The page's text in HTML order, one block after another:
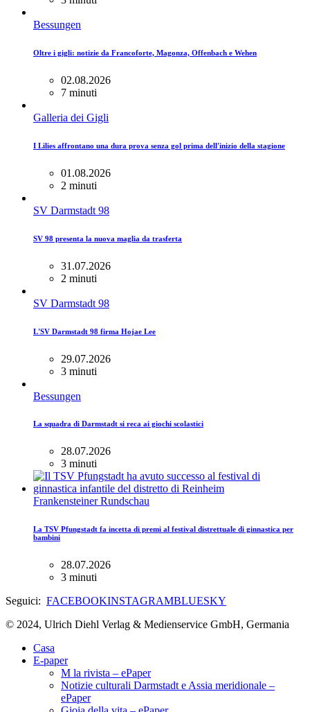
Bessungen
Oltre i gigli: notizie da Francoforte, Magonza, Offenbach e Wehen
02.08.2026
7 minuti
Galleria dei Gigli
I Lilies affrontano una dura prova senza gol prima dell'inizio della stagione
01.08.2026
2 minuti
SV Darmstadt 98
SV 98 presenta la nuova maglia da trasferta
31.07.2026
2 minuti
SV Darmstadt 98
L'SV Darmstadt 98 firma Hojae Lee
29.07.2026
3 minuti
Bessungen
La squadra di Darmstadt si reca ai giochi scolastici
28.07.2026
3 minuti
Frankensteiner Rundschau
La TSV Pfungstadt fa incetta di premi al festival distrettuale di ginnastica per
bambini
28.07.2026
3 minuti
Seguici: FACEBOOKINSTAGRAMBLUESKY
© 2024, Ulrich Diehl Verlag & Medienservice GmbH, Germania
Casa
E-paper
M la rivista – ePaper
Notizie culturali Darmstadt e Assia meridionale –
ePaper